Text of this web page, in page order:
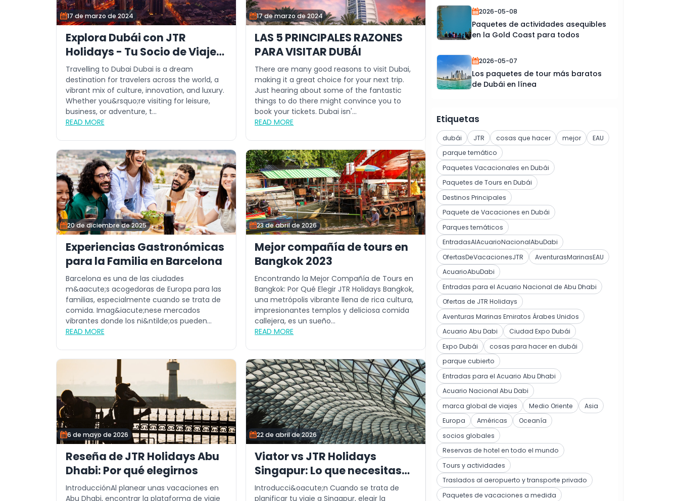
17 de marzo de 2024
Explora Dubái con JTR
Holidays - Tu Socio de Viajes
de Confianza
Travelling to Dubai Dubai is a dream
destination for travelers across the world, a
vibrant mix of culture, innovation, and luxury.
Whether you&rsquo;re visiting for leisure,
business, or adventure, t...
READ MORE
17 de marzo de 2024
LAS 5 PRINCIPALES RAZONES
PARA VISITAR DUBÁI
There are many good reasons to visit Dubai,
making it a great choice for your next trip.
Just hearing about some of the fantastic
things to do there might convince you to
book your tickets. Dubai isn'...
READ MORE
20 de diciembre de 2025
Experiencias Gastronómicas
para la Familia en Barcelona
Barcelona es una de las ciudades
m&aacute;s acogedoras de Europa para las
familias, especialmente cuando se trata de
comida. Imag&iacute;nese mercados
vibrantes donde los ni&ntilde;os pueden
probar ju...
READ MORE
23 de abril de 2026
Mejor compañía de tours en
Bangkok 2023
Encontrando la Mejor Compañía de Tours en
Bangkok: Por Qué Elegir JTR Holidays Bangkok,
una metrópolis vibrante llena de rica cultura,
impresionantes templos y deliciosa comida
callejera, es un sueño...
READ MORE
6 de mayo de 2026
Reseña de JTR Holidays Abu
Dhabi: Por qué elegirnos
IntroducciónAl planear unas vacaciones en
Abu Dhabi, encontrar la plataforma de viaje
22 de abril de 2026
Viator vs JTR Holidays
Singapur: Lo que necesitas
saber
Introducci&oacute;n Cuando se trata de
planificar tu viaje a Singapur, elegir la
2026-05-08
Paquetes de actividades asequibles
en la Gold Coast para todos
2026-05-07
Los paquetes de tour más baratos
de Dubái en línea
Etiquetas
dubái JTR cosas que hacer mejor
EAU
parque temático
Paquetes Vacacionales en Dubái
Paquetes de Tours en Dubái
Destinos Principales
Paquete de Vacaciones en Dubái
Parques temáticos
EntradasAlAcuarioNacionalAbuDabi
OfertasDeVacacionesJTR
AventurasMarinasEAU
AcuarioAbuDabi
Entradas para el Acuario Nacional de Abu Dhabi
Ofertas de JTR Holidays
Aventuras Marinas Emiratos Árabes Unidos
Acuario Abu Dabi
Ciudad Expo Dubái
Expo Dubái
cosas para hacer en dubái
parque cubierto
Entradas para el Acuario Abu Dhabi
Acuario Nacional Abu Dabi
marca global de viajes
Medio Oriente
Asia
Europa
Américas
Oceanía
socios globales
Reservas de hotel en todo el mundo
Tours y actividades
Traslados al aeropuerto y transporte privado
Paquetes de vacaciones a medida